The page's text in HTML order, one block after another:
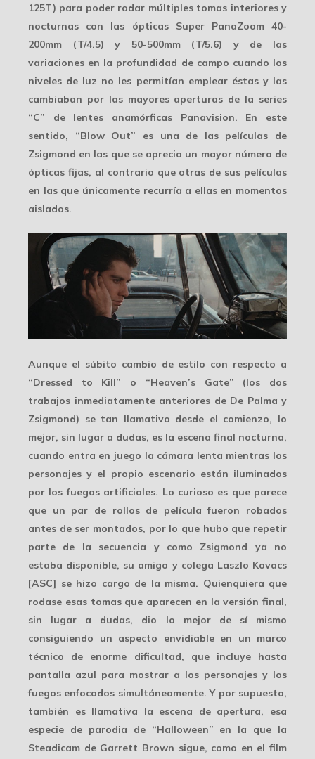
125T) para poder rodar múltiples tomas interiores y
nocturnas con las ópticas Super PanaZoom 40-
200mm (T/4.5) y 50-500mm (T/5.6) y de las
variaciones en la profundidad de campo cuando los
niveles de luz no les permitían emplear éstas y las
cambiaban por las mayores aperturas de la series
“C” de lentes anamórficas Panavision. En este
sentido, “Blow Out” es una de las películas de
Zsigmond en las que se aprecia un mayor número de
ópticas fijas, al contrario que otras de sus películas
en las que únicamente recurría a ellas en momentos
aislados.
Aunque el súbito cambio de estilo con respecto a
“Dressed to Kill” o “Heaven’s Gate” (los dos
trabajos inmediatamente anteriores de De Palma y
Zsigmond) se tan llamativo desde el comienzo, lo
mejor, sin lugar a dudas, es la escena final nocturna,
cuando entra en juego la cámara lenta mientras los
personajes y el propio escenario están iluminados
por los fuegos artificiales. Lo curioso es que parece
que un par de rollos de película fueron robados
antes de ser montados, por lo que hubo que repetir
parte de la secuencia y como Zsigmond ya no
estaba disponible, su amigo y colega Laszlo Kovacs
[ASC] se hizo cargo de la misma. Quienquiera que
rodase esas tomas que aparecen en la versión final,
sin lugar a dudas, dio lo mejor de sí mismo
consiguiendo un aspecto envidiableen un marco
técnico de enorme dificultad, que incluye hasta
pantalla azul para mostrar a los personajes y los
fuegos enfocados simultáneamente. Y por supuesto,
también es llamativa la escena de apertura, esa
especie de parodia de “Halloween” en la que la
Steadicam de Garrett Brown sigue, como en el film